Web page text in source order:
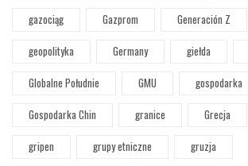
gazociąg
Gazprom Generación Z
geopolityka
Germany giełda
Globalne Południe
GMU
gospodarka
Gospodarka Chin
granice Grecja
gripen
grupy etniczne
gruzja